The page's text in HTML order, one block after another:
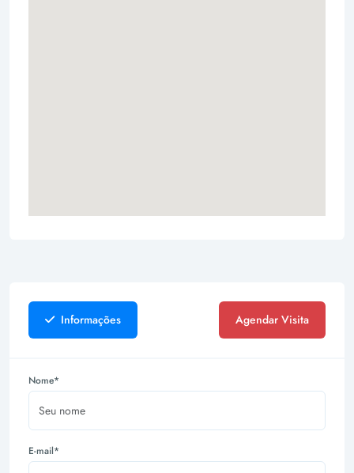
Informações Agendar Visita
Nome*
E-mail*